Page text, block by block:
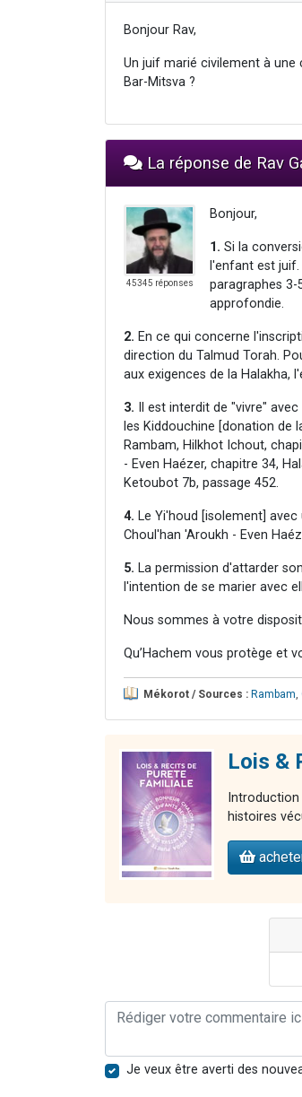
Bonjour Rav,
Un juif marié civilement à
Bar-Mitsva ?
La réponse de Rav
45345 réponses
Bonjour,
1. Si la
l'enfant est
paragraphes
approfondie.
2. En ce qui concerne
direction du Talmud Torah.
aux exigences de la Halakha,
3. Il est interdit de "vivre"
les Kiddouchine [donation de
Rambam, Hilkhot Ichout,
- Even Haézer, chapitre 34,
Ketoubot 7b, passage 452.
4. Le Yi'houd [isolement]
Choul'han 'Aroukh - Even
5. La permission d'attarder
l'intention de se marier avec
Nous sommes à votre
Qu’Hachem vous protège et
Mékorot / Sources : Rambam
Lois &
histoires
Je veux être averti des